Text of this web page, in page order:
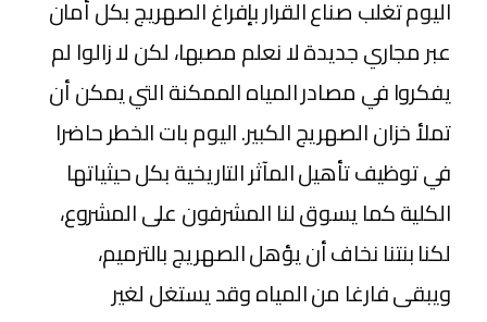
اليوم تغلب صناع القرار بإفراغ الصهريج بكل أمان
عبر مجاري جديدة لا نعلم مصبها، لكن لا زالوا لم
يفكروا في مصادر المياه الممكنة التي يمكن أن
تملأ خزان الصهريج الكبير. اليوم بات الخطر حاضرا
في توظيف تأهيل المآثر التاريخية بكل حيثياتها
الكلية كما يسوق لنا المشرفون على المشروع،
لكنا بنتنا نخاف أن يؤهل الصهريج بالترميم،
ويبقى فارغا من المياه وقد يستغل لغير